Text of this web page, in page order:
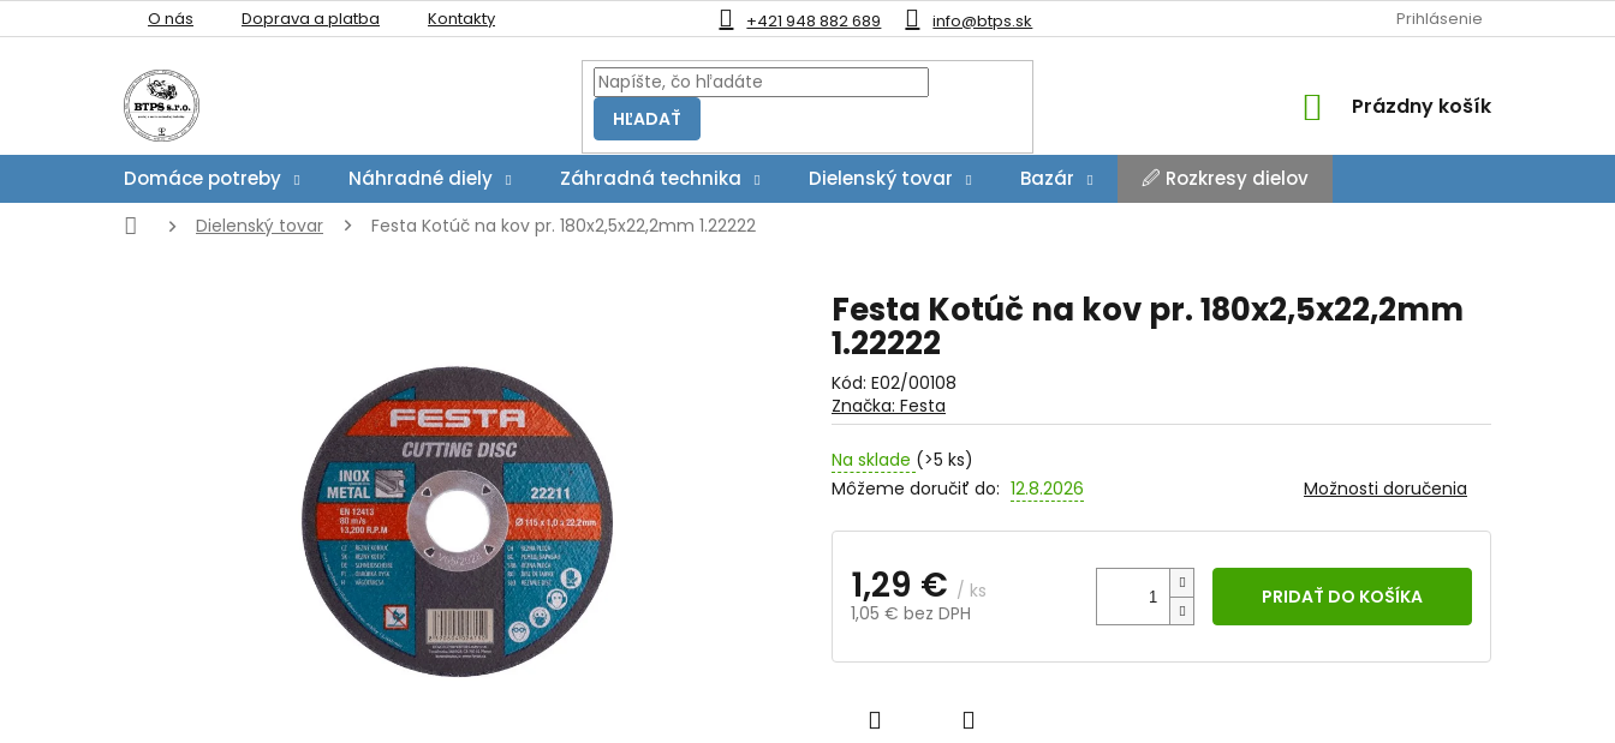
na
+421 948 882 689 info@btps.sk
O nás Doprava a platba Kontakty Prihlásenie
HĽADAŤ
NÁKUPNÝ
Prázdny košík
Domáce potreby Náhradné diely Záhradná technika Dielenský tovar Bazár 🖉 Rozkresy dielov
DomovDielenský tovar Festa Kotúč na kov pr. 180x2,5x22,2mm 1.22222
Festa Kotúč na kov pr. 180x2,5x22,2mm
1.22222
Kód: E02/00108
Na sklade (>5 ks)
Môžeme doručiť do: 12.8.2026 Možnosti doručenia
1,29 € / ks
1,05 € bez DPH
cena:
PRIDAŤ DO KOŠÍKA
Značka: Festa